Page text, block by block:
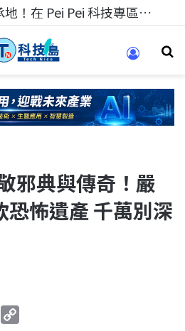
TECH+ 科技專區!
邪典與傳奇！嚴
怖遺產 千萬別深